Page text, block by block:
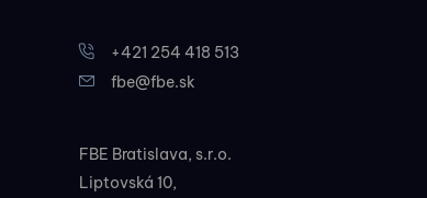
+421 254 418 513
fbe@fbe.sk
FBE Bratislava, s.r.o.
Liptovská 10,